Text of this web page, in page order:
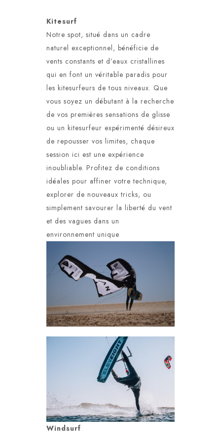
Kitesurf
Notre spot, situé dans un cadre
naturel exceptionnel, bénéficie de
vents constants et d’eaux cristallines
qui en font un véritable paradis pour
les kitesurfeurs de tous niveaux. Que
vous soyez un débutant à la recherche
de vos premières sensations de glisse
ou un kitesurfeur expérimenté désireux
de repousser vos limites, chaque
session ici est une expérience
inoubliable. Profitez de conditions
idéales pour affiner votre technique,
explorer de nouveaux tricks, ou
simplement savourer la liberté du vent
et des vagues dans un
environnement unique
Windsurf